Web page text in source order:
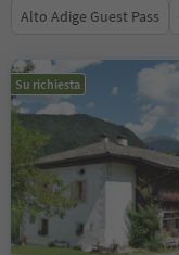
Alto Adige Guest Pass
Su richiesta